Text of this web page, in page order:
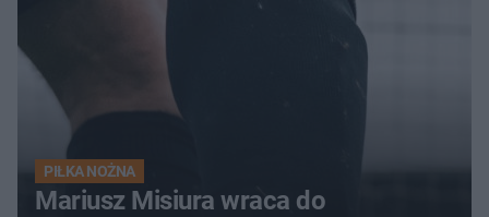
PIŁKA NOŻNA
Mariusz Misiura wraca do